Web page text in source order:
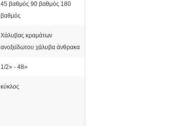
45 βαθμός 90 βαθμός 180
βαθμός
Χάλυβας κραμάτων
ανοξείδωτου χάλυβα άνθρακα
1/2» - 48»
κύκλος